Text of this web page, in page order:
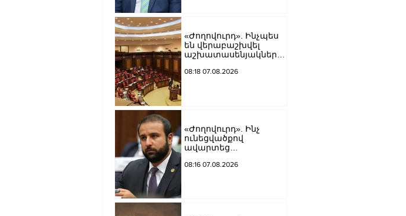
«Ժողովուրդ». Ինչպես
են վերաբաշխվել
աշխատասենյակները
08:18 07.08.2026
«Ժողովուրդ». Ինչ
ունեցվածքով
ավարտեց
գործունեությունը Հայկ
08:16 07.08.2026